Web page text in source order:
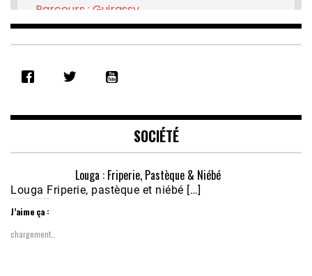
RSS FEED
EMBED
Parcours : Guirassy
Feb 16, 2021 • 28:08
SOCIÉTÉ
Louga : Friperie, Pastèque & Niébé
Louga Friperie, pastèque et niébé […]
J’aime ça :
chargement…